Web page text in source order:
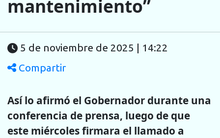
mantenimiento”
5 de noviembre de 2025 | 14:22
Compartir
Así lo afirmó el Gobernador durante una
conferencia de prensa, luego de que
este miércoles firmara el llamado a